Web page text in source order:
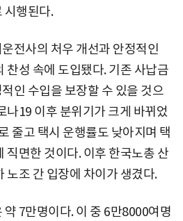
시행된다.
전사의 처우 개선과 안정적인
찬성 속에 도입됐다. 기존 사납금
인 수입을 보장할 수 있을 것으
나19 이후 분위기가 크게 바뀌었
줄고 택시 운행률도 낮아지며 택
직면한 것이다. 이후 한국노총 산
노조 간 입장에 차이가 생겼다.
7만명이다. 이 중 6만8000여명